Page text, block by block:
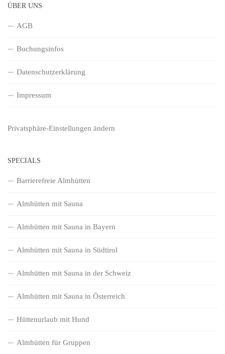
ÜBER UNS
AGB
Buchungsinfos
Datenschutzerklärung
Impressum
Privatsphäre-Einstellungen ändern
SPECIALS
Barrierefreie Almhütten
Almhütten mit Sauna
Almhütten mit Sauna in Bayern
Almhütten mit Sauna in Südtirol
Almhütten mit Sauna in der Schweiz
Almhütten mit Sauna in Österreich
Hüttenurlaub mit Hund
Almhütten für Gruppen